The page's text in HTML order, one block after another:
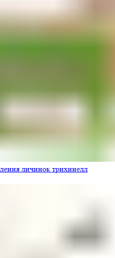
личинок трихинелл